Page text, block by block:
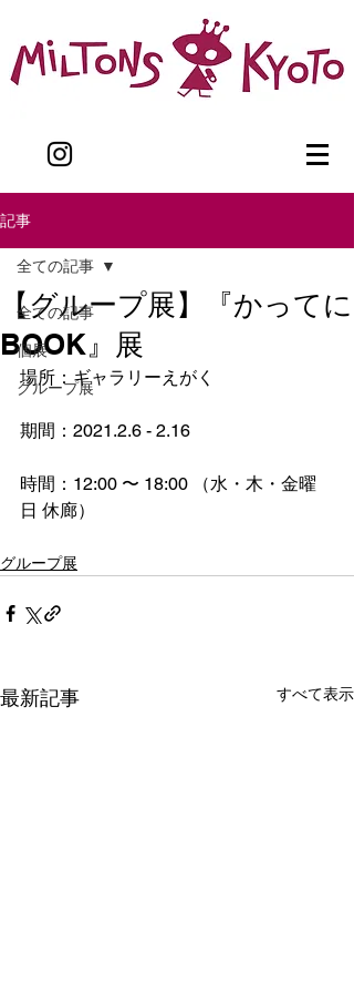
記事
全ての記事
個展
グループ展
全ての記事
【グループ展】『かってに
BOOK』展
場所：ギャラリーえがく
期間：2021.2.6 - 2.16
時間：12:00 〜 18:00 （水・木・金曜
日 休廊）
グループ展
最新記事 すべて表示